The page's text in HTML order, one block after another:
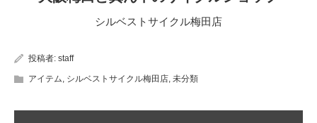
シルベストサイクル梅田店
投稿者: staff
アイテム, シルベストサイクル梅田店, 未分類